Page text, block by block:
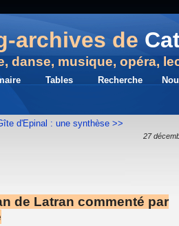
archives de
danse, musique, opéra,
Tables Recherche
d'Epinal : une synthèse >>
27
de Latran commenté par